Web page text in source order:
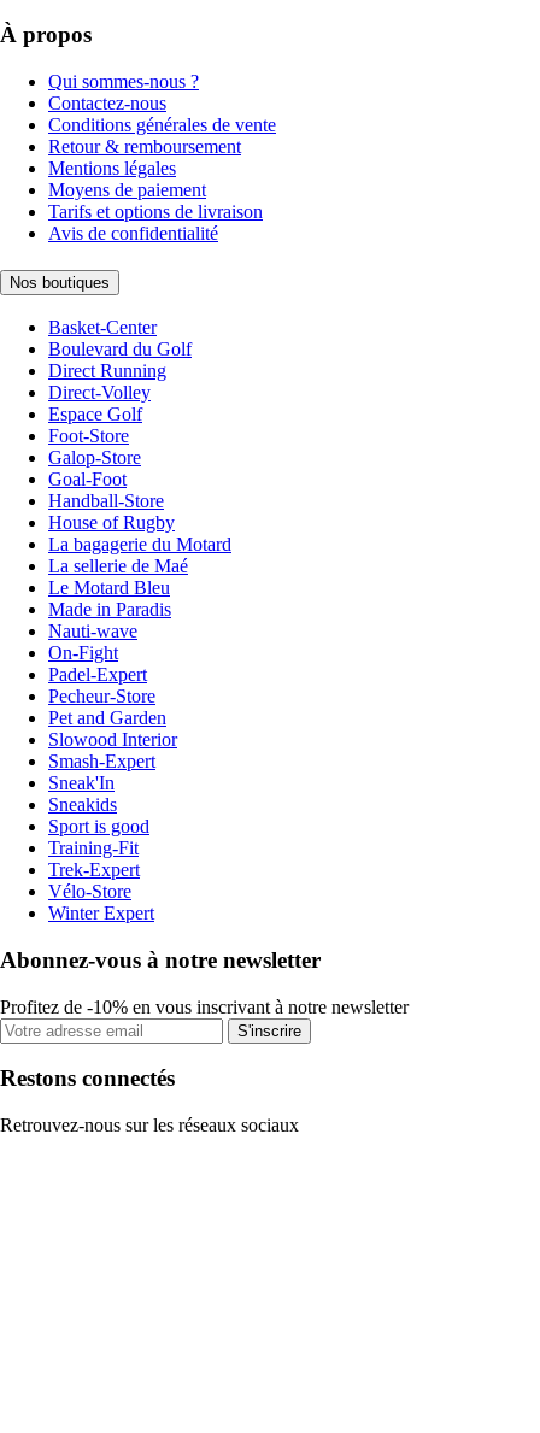
À propos
Qui sommes-nous ?
Contactez-nous
Conditions générales de vente
Retour & remboursement
Mentions légales
Moyens de paiement
Tarifs et options de livraison
Avis de confidentialité
Nos boutiques
Basket-Center
Boulevard du Golf
Direct Running
Direct-Volley
Espace Golf
Foot-Store
Galop-Store
Goal-Foot
Handball-Store
House of Rugby
La bagagerie du Motard
La sellerie de Maé
Le Motard Bleu
Made in Paradis
Nauti-wave
On-Fight
Padel-Expert
Pecheur-Store
Pet and Garden
Slowood Interior
Smash-Expert
Sneak'In
Sneakids
Sport is good
Training-Fit
Trek-Expert
Vélo-Store
Winter Expert
Abonnez-vous à notre newsletter
Profitez de -10% en vous inscrivant à notre newsletter
S'inscrire
Restons connectés
Retrouvez-nous sur les réseaux sociaux